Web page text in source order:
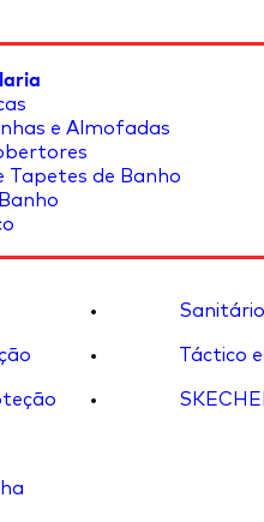
e Almofadas
Tapetes de Banho
Sanitário
Táctico